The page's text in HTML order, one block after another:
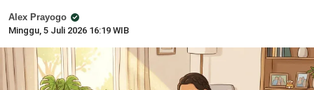
Alex Prayogo
Minggu, 5 Juli 2026 16:19 WIB